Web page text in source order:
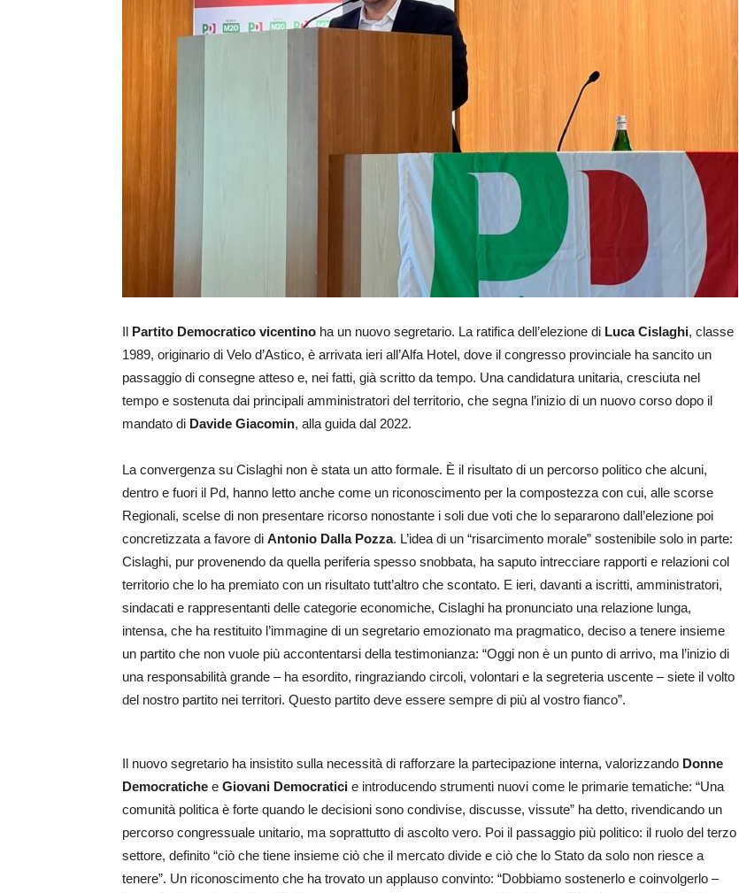
Il Partito Democratico vicentino ha un nuovo segretario. La ratifica dell’elezione di Luca Cislaghi, classe
1989, originario di Velo d’Astico, è arrivata ieri all’Alfa Hotel, dove il congresso provinciale ha sancito un
passaggio di consegne atteso e, nei fatti, già scritto da tempo. Una candidatura unitaria, cresciuta nel
tempo e sostenuta dai principali amministratori del territorio, che segna l’inizio di un nuovo corso dopo il
mandato di Davide Giacomin, alla guida dal 2022.
La convergenza su Cislaghi non è stata un atto formale. È il risultato di un percorso politico che alcuni,
dentro e fuori il Pd, hanno letto anche come un riconoscimento per la compostezza con cui, alle scorse
Regionali, scelse di non presentare ricorso nonostante i soli due voti che lo separarono dall’elezione poi
concretizzata a favore di Antonio Dalla Pozza. L’idea di un “risarcimento morale” sostenibile solo in parte:
Cislaghi, pur provenendo da quella periferia spesso snobbata, ha saputo intrecciare rapporti e relazioni col
territorio che lo ha premiato con un risultato tutt’altro che scontato. E ieri, davanti a iscritti, amministratori,
sindacati e rappresentanti delle categorie economiche, Cislaghi ha pronunciato una relazione lunga,
intensa, che ha restituito l’immagine di un segretario emozionato ma pragmatico, deciso a tenere insieme
un partito che non vuole più accontentarsi della testimonianza: “Oggi non è un punto di arrivo, ma l’inizio di
una responsabilità grande – ha esordito, ringraziando circoli, volontari e la segreteria uscente – siete il volto
del nostro partito nei territori. Questo partito deve essere sempre di più al vostro fianco”.
Il nuovo segretario ha insistito sulla necessità di rafforzare la partecipazione interna, valorizzando Donne
Democratiche e Giovani Democratici e introducendo strumenti nuovi come le primarie tematiche: “Una
comunità politica è forte quando le decisioni sono condivise, discusse, vissute” ha detto, rivendicando un
percorso congressuale unitario, ma soprattutto di ascolto vero. Poi il passaggio più politico: il ruolo del terzo
settore, definito “ciò che tiene insieme ciò che il mercato divide e ciò che lo Stato da solo non riesce a
tenere”. Un riconoscimento che ha trovato un applauso convinto: “Dobbiamo sostenerlo e coinvolgerlo –